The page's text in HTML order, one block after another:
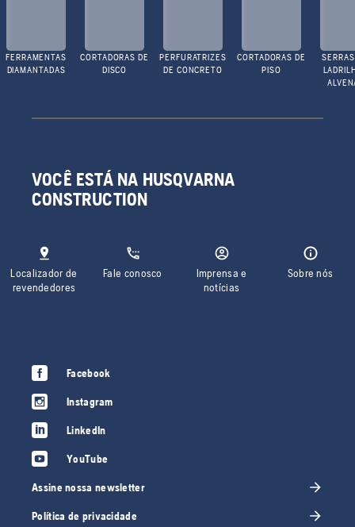
FERRAMENTAS
DIAMANTADAS
CORTADORAS DE
DISCO
PERFURATRIZES
DE CONCRETO
CORTADORAS DE
PISO
VOCÊ ESTÁ NA HUSQVARNA
CONSTRUCTION
Localizador de
revendedores
Fale conosco
Imprensa e
notícias
Sobre nós
Facebook
Instagram
LinkedIn
YouTube
Assine nossa newsletter
Política de privacidade